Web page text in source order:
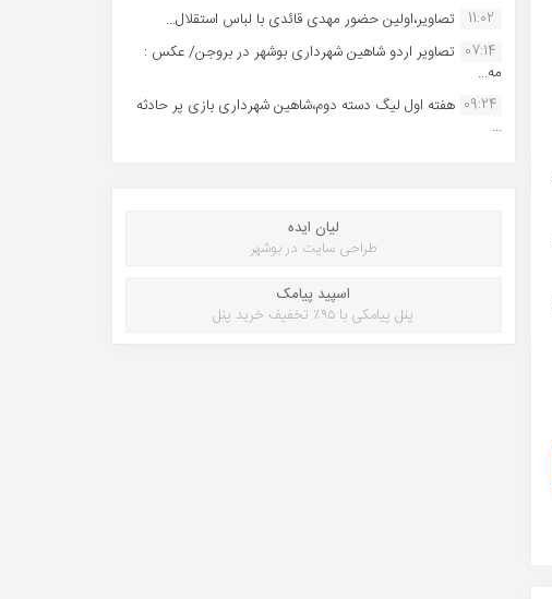
11:02
تصاویر،اولین حضور مهدی قائدی با لباس استقلال...
07:14 تصاویر اردو شاهین شهرداری بوشهر در بروجن/ عکس :
مه...
09:24 هفته اول لیگ دسته دوم،شاهین شهرداری بازی پر حادثه
...
لیان ایده
طراحی سایت در بوشهر
اسپید پیامک
پنل پیامکی با ۹۵٪ تخفیف خرید پنل